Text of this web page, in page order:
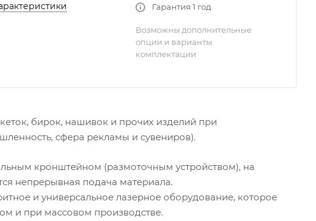
Гарантия 1 год
Возможны дополнительные
опции и варианты
комплектации
бирок, нашивок и прочих изделий при
сфера рекламы и сувениров).
кронштейном (размоточным устройством), на
непрерывная подача материала.
и универсальное лазерное оборудование, которое
и при массовом производстве.